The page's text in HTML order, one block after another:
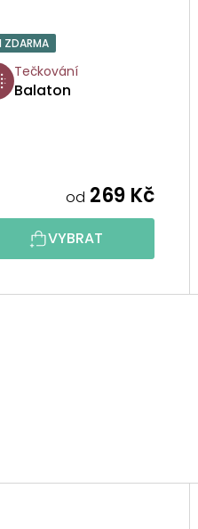
ZDARMA
Tečkování
Balaton
od 269 Kč
VYBRAT